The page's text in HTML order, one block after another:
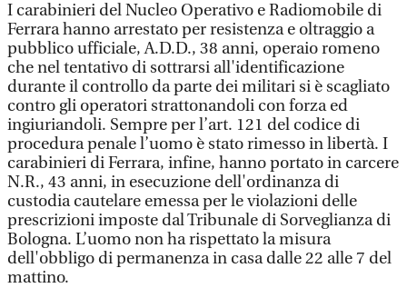
I carabinieri del Nucleo Operativo e Radiomobile di
Ferrara hanno arrestato per resistenza e oltraggio a
pubblico ufficiale, A.D.D., 38 anni, operaio romeno
che nel tentativo di sottrarsi all'identificazione
durante il controllo da parte dei militari si è scagliato
contro gli operatori strattonandoli con forza ed
ingiuriandoli. Sempre per l’art. 121 del codice di
procedura penale l’uomo è stato rimesso in libertà. I
carabinieri di Ferrara, infine, hanno portato in carcere
N.R., 43 anni, in esecuzione dell'ordinanza di
custodia cautelare emessa per le violazioni delle
prescrizioni imposte dal Tribunale di Sorveglianza di
Bologna. L’uomo non ha rispettato la misura
dell'obbligo di permanenza in casa dalle 22 alle 7 del
mattino.